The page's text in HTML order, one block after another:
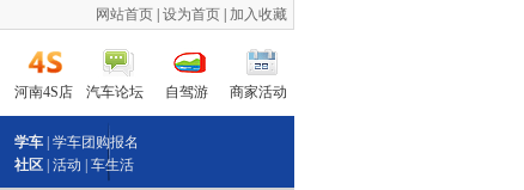
网站首页 设为首页 加入收藏
河南4S店 汽车论坛 自驾游 商家活动
学车 | 学车团购报名
社区 活动 车生活